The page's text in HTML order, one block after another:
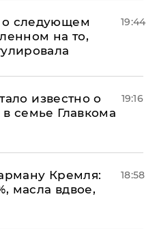
следующем
на то,
19:44
известно о
семье Главкома
19:16
Кремля:
масла вдвое,
18:58